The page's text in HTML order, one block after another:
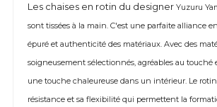
Les chaises en rotin du designer Yuzuru
sont tissées à la main. C'est une parfaite alliance
épuré et authenticité des matériaux. Avec des
soigneusement sélectionnés, agréables au
une touche chaleureuse dans un intérieur. Le
résistance et sa flexibilité qui permettent la